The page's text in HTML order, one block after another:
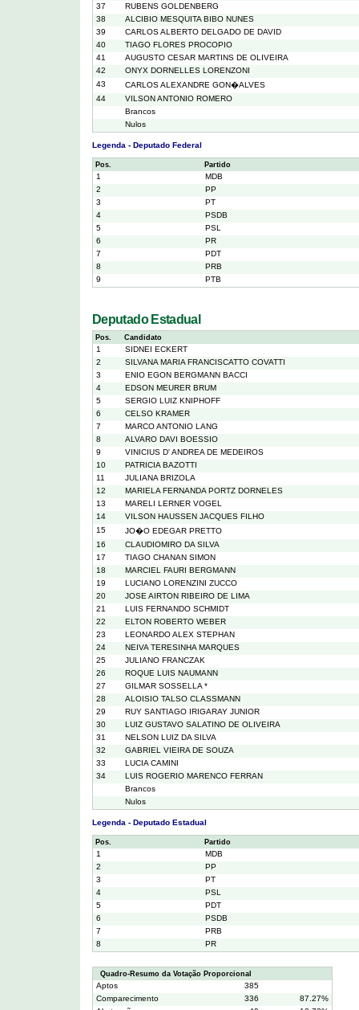
37
RUBENS GOLDENBERG
38
ALCIBIO MESQUITA BIBO NUNES
39
CARLOS ALBERTO DELGADO DE DAVID
40
TIAGO FLORES PROCOPIO
41
AUGUSTO CESAR MARTINS DE OLIVEIRA
42
ONYX DORNELLES LORENZONI
43
CARLOS ALEXANDRE GON�ALVES
44
VILSON ANTONIO ROMERO
Brancos
Nulos
Legenda - Deputado Federal
Pos. Partido
1
MDB
2
PP
3
PT
4
PSDB
5
PSL
6
PR
7
PDT
8
PRB
9
PTB
Deputado Estadual
Pos. Candidato
1
SIDNEI ECKERT
2
SILVANA MARIA FRANCISCATTO COVATTI
3
ENIO EGON BERGMANN BACCI
4
EDSON MEURER BRUM
5
SERGIO LUIZ KNIPHOFF
6
CELSO KRAMER
7
MARCO ANTONIO LANG
8
ALVARO DAVI BOESSIO
9
VINICIUS D' ANDREA DE MEDEIROS
10
PATRICIA BAZOTTI
11
JULIANA BRIZOLA
12
MARIELA FERNANDA PORTZ DORNELES
13
MARELI LERNER VOGEL
14
VILSON HAUSSEN JACQUES FILHO
15
JO�O EDEGAR PRETTO
16
CLAUDIOMIRO DA SILVA
17
TIAGO CHANAN SIMON
18
MARCIEL FAURI BERGMANN
19
LUCIANO LORENZINI ZUCCO
20
JOSE AIRTON RIBEIRO DE LIMA
21
LUIS FERNANDO SCHMIDT
22
ELTON ROBERTO WEBER
23
LEONARDO ALEX STEPHAN
24
NEIVA TERESINHA MARQUES
25
JULIANO FRANCZAK
26
ROQUE LUIS NAUMANN
27
GILMAR SOSSELLA *
28
ALOISIO TALSO CLASSMANN
29
RUY SANTIAGO IRIGARAY JUNIOR
30
LUIZ GUSTAVO SALATINO DE OLIVEIRA
31
NELSON LUIZ DA SILVA
32
GABRIEL VIEIRA DE SOUZA
33
LUCIA CAMINI
34
LUIS ROGERIO MARENCO FERRAN
Brancos
Nulos
Legenda - Deputado Estadual
Pos. Partido
1
MDB
2
PP
3
PT
4
PSL
5
PDT
6
PSDB
7
PRB
8
PR
Quadro-Resumo da Votação Proporcional
Aptos
385
Comparecimento
336
87.27%